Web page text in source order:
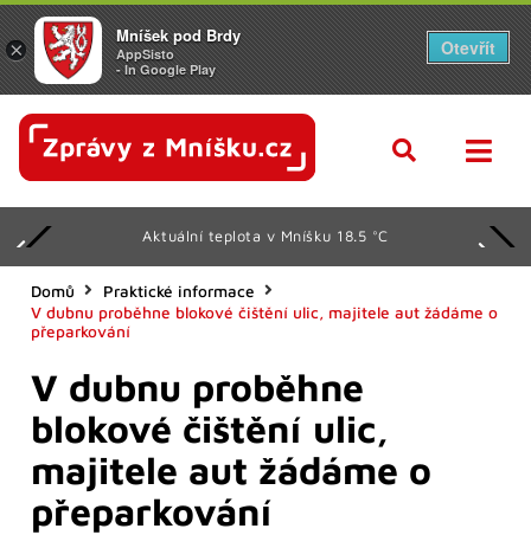
Aktuální teplota v Mníšku 18.5 °C
Domů
Praktické informace
V dubnu proběhne blokové čištění ulic, majitele aut žádáme o
přeparkování
V dubnu proběhne
blokové čištění ulic,
majitele aut žádáme o
přeparkování
×
Mníšek pod Brdy
AppSisto
- In Google Play
Otevřít